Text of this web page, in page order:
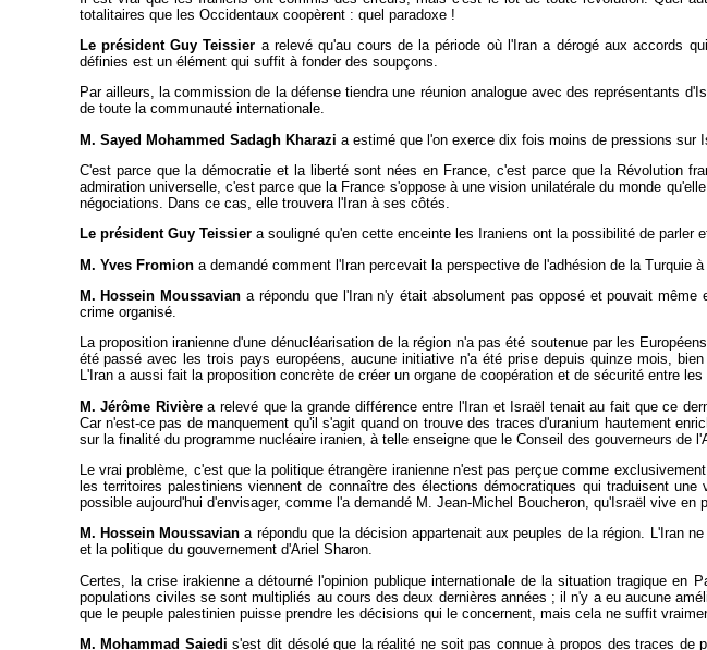
totalitaires que les Occidentaux coopèrent : quel paradoxe !
Le président Guy Teissier a relevé qu'au cours de la période où l'Iran a dérogé aux accords
définies est un élément qui suffit à fonder des soupçons.
Par ailleurs, la commission de la défense tiendra une réunion analogue avec des représentants
de toute la communauté internationale.
M. Sayed Mohammed Sadagh Kharazi a estimé que l'on exerce dix fois moins de pressions sur
C'est parce que la démocratie et la liberté sont nées en France, c'est parce que la Révolution
admiration universelle, c'est parce que la France s'oppose à une vision unilatérale du monde
négociations. Dans ce cas, elle trouvera l'Iran à ses côtés.
Le président Guy Teissiera souligné qu'en cette enceinte les Iraniens ont la possibilité de parler
M. Yves Fromiona demandé comment l'Iran percevait la perspective de l'adhésion de la Turquie à
M. Hossein Moussavian a répondu que l'Iran n'y était absolument pas opposé et pouvait
crime organisé.
La proposition iranienne d'une dénucléarisation de la région n'a pas été soutenue par les
été passé avec les trois pays européens, aucune initiative n'a été prise depuis quinze mois,
L'Iran a aussi fait la proposition concrète de créer un organe de coopération et de sécurité entre
M. Jérôme Rivièrea relevé que la grande différence entre l'Iran et Israël tenait au fait que ce
Car n'est-ce pas de manquement qu'il s'agit quand on trouve des traces d'uranium hautement
sur la finalité du programme nucléaire iranien, à telle enseigne que le Conseil des gouverneurs de
Le vrai problème, c'est que la politique étrangère iranienne n'est pas perçue comme
les territoires palestiniens viennent de connaître des élections démocratiques qui traduisent
possible aujourd'hui d'envisager, comme l'a demandé M. Jean-Michel Boucheron, qu'Israël vive en
M. Hossein Moussavian a répondu que la décision appartenait aux peuples de la région. L'Iran
et la politique du gouvernement d'Ariel Sharon.
Certes, la crise irakienne a détourné l'opinion publique internationale de la situation tragique
populations civiles se sont multipliés au cours des deux dernières années ; il n'y a eu aucune
que le peuple palestinien puisse prendre les décisions qui le concernent, mais cela ne suffit
M. Mohammad Saiedi s'est dit désolé que la réalité ne soit pas connue à propos des traces